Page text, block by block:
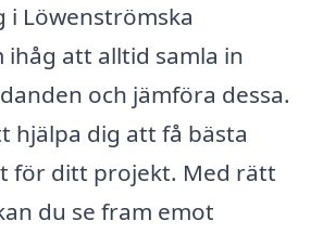
Löwenströmska
att alltid samla in
och jämföra dessa.
hjälpa dig att få bästa
för ditt projekt. Med rätt
du se fram emot